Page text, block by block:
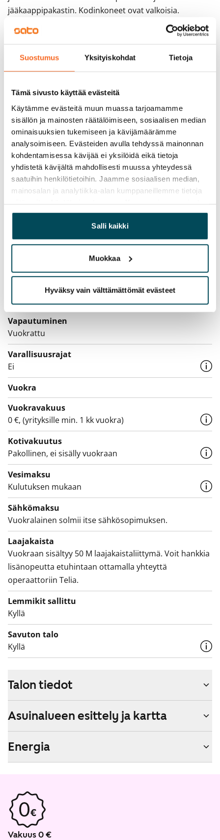
Suostumus Yksityiskohdat Tietoja
Tämä sivusto käyttää evästeitä
Käytämme evästeitä muun muassa tarjoamamme
sisällön ja mainosten räätälöimiseen, sosiaalisen median
ominaisuuksien tukemiseen ja kävijämäärämme
analysoimiseen. Evästeiden avulla tehdyssä mainonnan
kohdentamisessa kävijää ei yksilöidä eikä tietoja
yhdistetä kävijältä mahdollisesti muussa yhteydessä
saatuihin henkilötietoihin. Jaamme sosiaalisen median,
mainosalan ja analytiikka-alan kumppaneillemme tietoja
yhdistää näitä tietoja muihin tietoihin, joita olet antanut
heille tai joita on kerätty, kun olet käyttänyt heidän
palvelujaan.
Salli kaikki
Muokkaa
Hyväksy vain välttämättömät evästeet
jääkaappipakastin. Kodinkoneet ovat valkoisia.
Mikroaaltouunille on tilavaraus. Keittiön allaskaapissa
on SATOn Seth jäteyksikkö, johon kuuluu kierrätystä
Kylpyhuoneessa kalusteet ovat SATOlle suunniteltua
massiivilaminaattia olevat kalusteet on valmistettu
Suomessa ja niille Ajaton keittiö onyönnetty sekä
Avainlippu että Design from Finland -merkki.
Kylpyhuoneen seinät ovat valkoista laattaa ja lattian
laatoituksen sävy on harmaa. Sisäkatto on
tervaleppäpaneelia. Kylpyhuoneessa on tilavaraus ja
liitännät sekä pyykinpesukoneelle että
kuivausrummulle.
Huoneistoissa on koneellinen tulo-
huoneistokohtainen vedenmittaus. Eteisessä ja
valkoiset sälekaihtimet. Talo on varustettu iLOQ-
lukituksella ja ovissa on ovipuhelinjärjestelmä.
Sopimus ja maksut
Vapautuminen
Vuokrattu
Varallisuusrajat
Ei
Vuokra
Vuokravakuus
0 €, (yrityksille min. 1 kk vuokra)
Kotivakuutus
Pakollinen, ei sisälly vuokraan
Vesimaksu
Kulutuksen mukaan
Sähkömaksu
Vuokralainen solmii itse sähkösopimuksen.
Laajakaista
Vuokraan sisältyy 50 M laajakaistaliittymä. Voit hankkia
lisänopeutta etuhintaan ottamalla yhteyttä
operaattoriin Telia.
Lemmikit sallittu
Kyllä
Savuton talo
Kyllä
Talon tiedot
Asuinalueen esittely ja kartta
Energia
Vakuus 0 €